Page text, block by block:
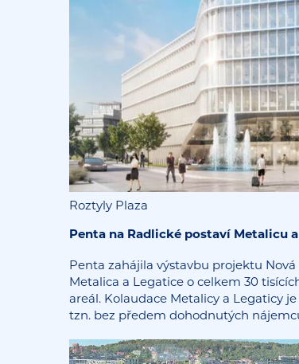
Roztyly Plaza
Penta na Radlické postaví Metalicu
Penta zahájila výstavbu projektu
Metalica a Legatice o celkem 30
areál. Kolaudace Metalicy a Legaticy
tzn. bez předem dohodnutých